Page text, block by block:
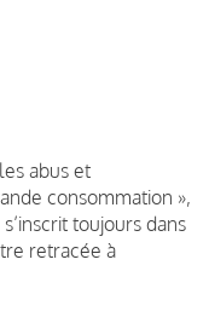
abus et
consommation »,
toujours dans
retracée à